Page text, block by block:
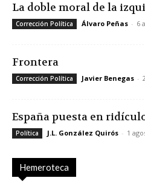
La doble moral de la
Corrección Política Álvaro Peñas - 6
Frontera
Corrección Política Javier Benegas -
España puesta en
Política J.L. González Quirós - 1
Hemeroteca